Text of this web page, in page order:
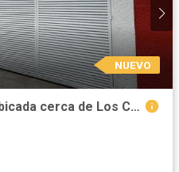
NUEVO
Casa en venta, muy bien ubicada cerca de Los Cubos